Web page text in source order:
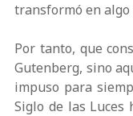
transformó en
Por tanto, que
Gutenberg, sino
impuso para
Siglo de las Luces